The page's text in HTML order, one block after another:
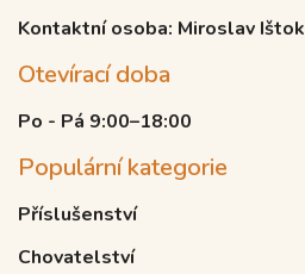
Kontaktní osoba: Miroslav Ištok
Otevírací doba
Po - Pá 9:00–18:00
Populární kategorie
Příslušenství
Chovatelství